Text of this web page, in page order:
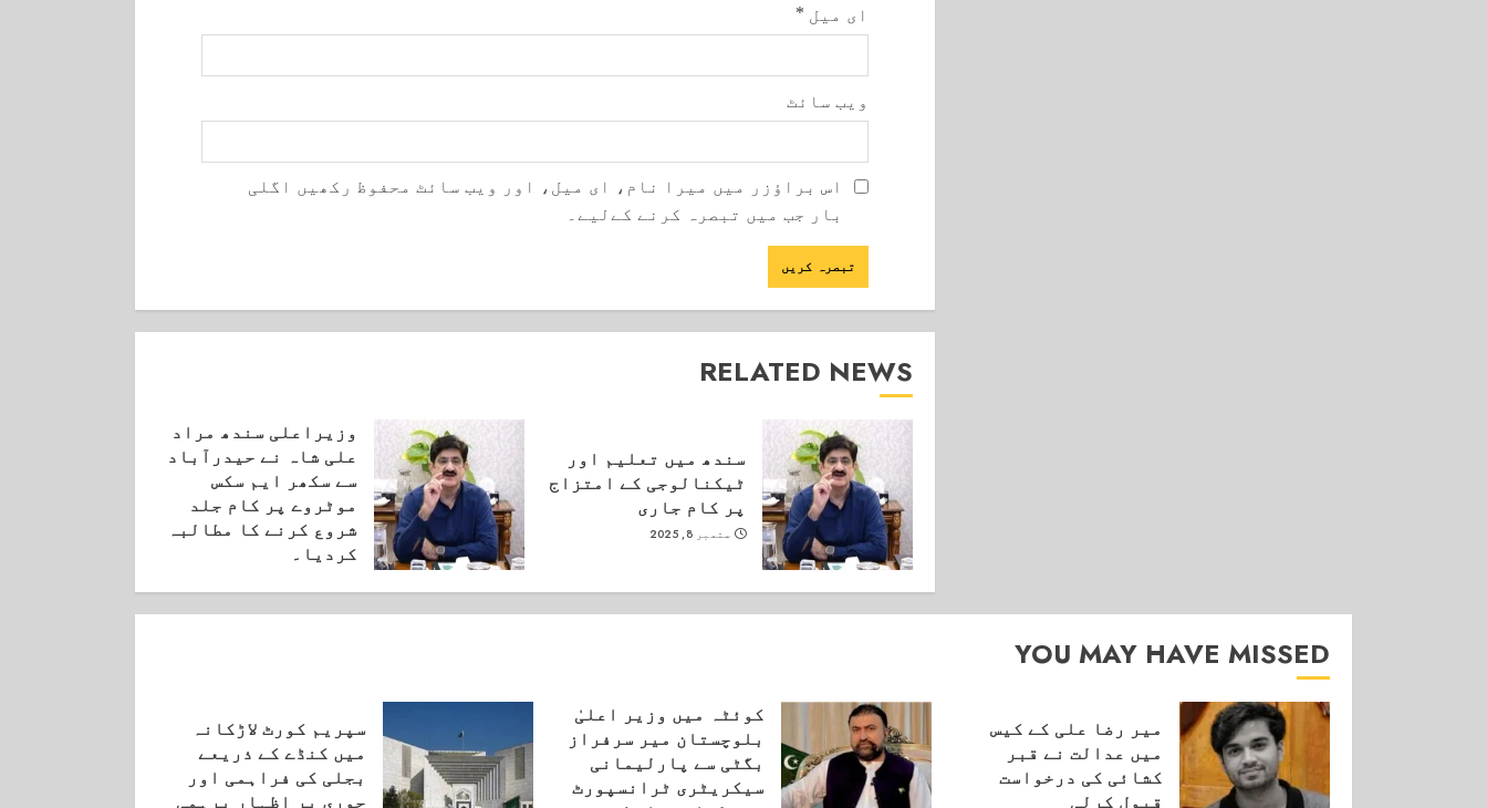
ای میل *
ویب‌ سائٹ
اس براؤزر میں میرا نام، ای میل، اور ویب سائٹ محفوظ رکھیں اگلی
بار جب میں تبصرہ کرنے کےلیے۔
RELATED NEWS
سندھ میں تعلیم اور
ٹیکنالوجی کے امتزاج
پر کام جاری
ستمبر 8, 2025
وزیراعلی سندھ مراد
علی شاہ نے حیدرآباد
سے سکھر ایم سکس
موٹروے پر کام جلد
شروع کرنے کا مطالبہ
کردیا۔
YOU MAY HAVE MISSED
میر رضا علی کے کیس
میں عدالت نے قبر
کشائی کی درخواست
قبول کرلی
کوئٹہ میں وزیر اعلیٰ
بلوچستان میر سرفراز
بگٹی سے پارلیمانی
سیکریٹری ٹرانسپورٹ
سپریم کورٹ لاڑکانہ
میں کنڈے کے ذریعے
بجلی کی فراہمی اور
چوری پر اظہار برہمی